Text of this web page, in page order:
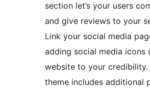
section let’s your users
and give reviews to your
Link your social media
adding social media icons
website to your credibility.
theme includes additional